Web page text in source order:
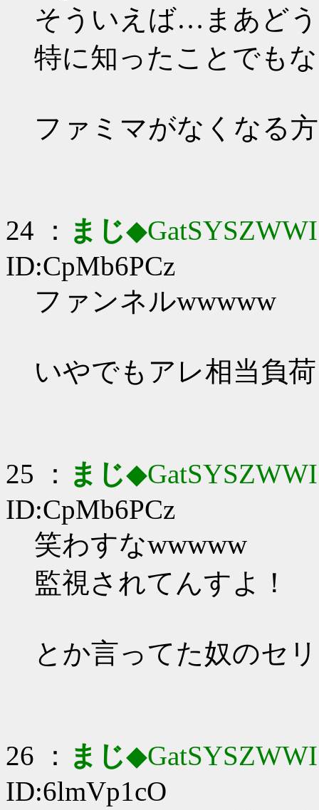
そういえば…まあど
特に知ったことでも
ファミマがなくなる
24 ： まじ◆GatSYSZWWI
ID:CpMb6PCz
ファンネルwwwww
いやでもアレ相当負
25 ： まじ◆GatSYSZWWI
ID:CpMb6PCz
笑わすなwwwww
監視されてんすよ！
とか言ってた奴のセ
26 ： まじ◆GatSYSZWWI
ID:6lmVp1cO